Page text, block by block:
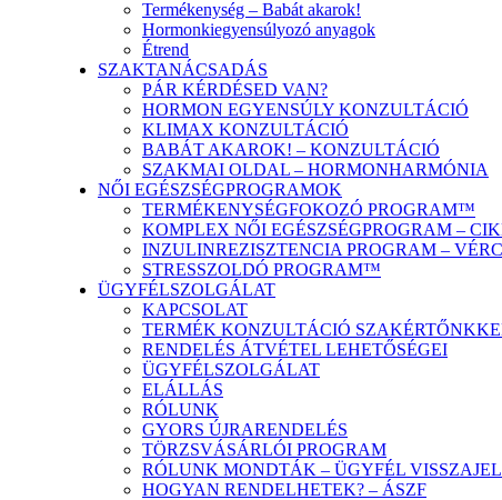
Termékenység – Babát akarok!
Hormonkiegyensúlyozó anyagok
Étrend
SZAKTANÁCSADÁS
PÁR KÉRDÉSED VAN?
HORMON EGYENSÚLY KONZULTÁCIÓ
KLIMAX KONZULTÁCIÓ
BABÁT AKAROK! – KONZULTÁCIÓ
SZAKMAI OLDAL – HORMONHARMÓNIA
NŐI EGÉSZSÉGPROGRAMOK
TERMÉKENYSÉGFOKOZÓ PROGRAM™
KOMPLEX NŐI EGÉSZSÉGPROGRAM –
INZULINREZISZTENCIA PROGRAM –
STRESSZOLDÓ PROGRAM™
ÜGYFÉLSZOLGÁLAT
KAPCSOLAT
TERMÉK KONZULTÁCIÓ
RENDELÉS ÁTVÉTEL LEHETŐSÉGEI
ÜGYFÉLSZOLGÁLAT
ELÁLLÁS
RÓLUNK
GYORS ÚJRARENDELÉS
TÖRZSVÁSÁRLÓI PROGRAM
RÓLUNK MONDTÁK – ÜGYFÉL
HOGYAN RENDELHETEK? – ÁSZF